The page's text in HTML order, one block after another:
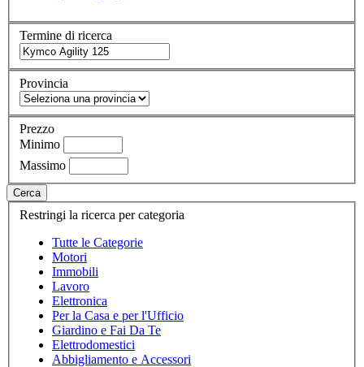
Termine di ricerca
Provincia
Prezzo
Minimo
Massimo
Cerca
Restringi la ricerca per categoria
Tutte le Categorie
Motori
Immobili
Lavoro
Elettronica
Per la Casa e per l'Ufficio
Giardino e Fai Da Te
Elettrodomestici
Abbigliamento e Accessori